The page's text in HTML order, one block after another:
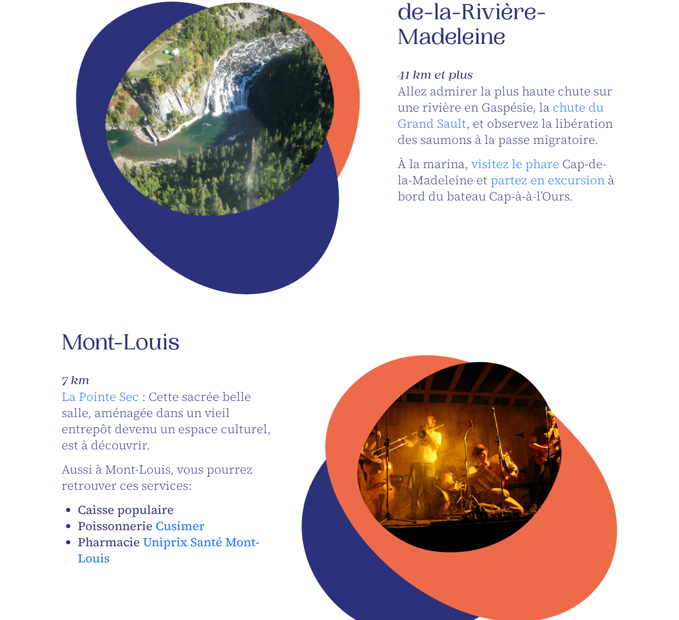
de-la-Rivière-
Madeleine
41 km et plus
Allez admirer la plus haute chute sur
une rivière en Gaspésie, la chute du
Grand Sault, et observez la libération
des saumons à la passe migratoire.
À la marina, visitez le phare Cap-de-
la-Madeleine et partez en excursion à
bord du bateau Cap-à-à-l’Ours.
Mont-Louis
7 km
La Pointe Sec : Cette sacrée belle
salle, aménagée dans un vieil
entrepôt devenu un espace culturel,
est à découvrir.
Aussi à Mont-Louis, vous pourrez
retrouver ces services:
Caisse populaire
Poissonnerie Cusimer
Pharmacie Uniprix Santé Mont-
Louis